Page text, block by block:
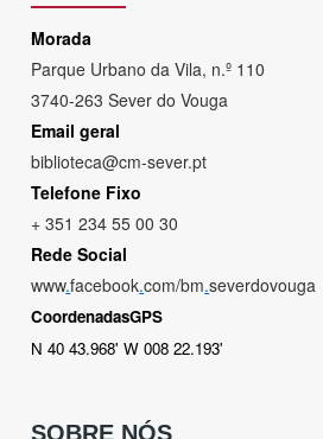
Morada
Parque Urbano da Vila, n.º 110
3740-263 Sever do Vouga
Email geral
biblioteca@cm-sever.pt
Telefone Fixo
+ 351 234 55 00 30
Rede Social
www.facebook.com/bm.severdovouga
CoordenadasGPS
N 40 43.968' W 008 22.193'
SOBRE NÓS